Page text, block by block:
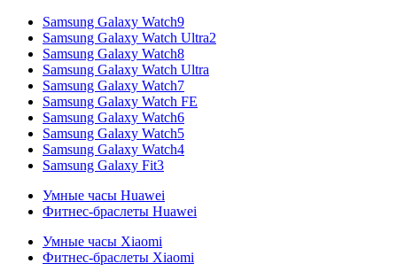
Samsung Galaxy Watch9
Samsung Galaxy Watch Ultra2
Samsung Galaxy Watch8
Samsung Galaxy Watch Ultra
Samsung Galaxy Watch7
Samsung Galaxy Watch FE
Samsung Galaxy Watch6
Samsung Galaxy Watch5
Samsung Galaxy Watch4
Samsung Galaxy Fit3
Умные часы Huawei
Фитнес-браслеты Huawei
Умные часы Xiaomi
Фитнес-браслеты Xiaomi